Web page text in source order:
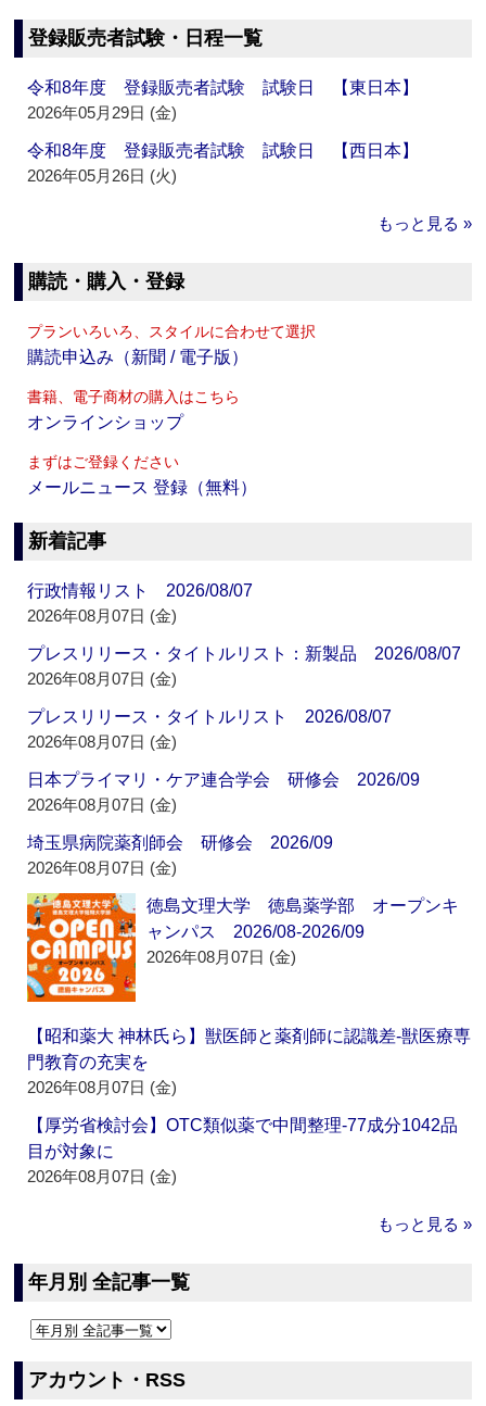
登録販売者試験・日程一覧
令和8年度 登録販売者試験 試験日 【東日本】
2026年05月29日 (金)
令和8年度 登録販売者試験 試験日 【西日本】
2026年05月26日 (火)
もっと見る »
購読・購入・登録
プランいろいろ、スタイルに合わせて選択
購読申込み（新聞 / 電子版）
書籍、電子商材の購入はこちら
オンラインショップ
まずはご登録ください
メールニュース 登録（無料）
新着記事
行政情報リスト 2026/08/07
2026年08月07日 (金)
プレスリリース・タイトルリスト：新製品 2026/08/07
2026年08月07日 (金)
プレスリリース・タイトルリスト 2026/08/07
2026年08月07日 (金)
日本プライマリ・ケア連合学会 研修会 2026/09
2026年08月07日 (金)
埼玉県病院薬剤師会 研修会 2026/09
2026年08月07日 (金)
徳島文理大学 徳島薬学部 オープンキ
ャンパス 2026/08-2026/09
2026年08月07日 (金)
【昭和薬大 神林氏ら】獣医師と薬剤師に認識差‐獣医療専
門教育の充実を
2026年08月07日 (金)
【厚労省検討会】OTC類似薬で中間整理‐77成分1042品
目が対象に
2026年08月07日 (金)
もっと見る »
年月別 全記事一覧
アカウント・RSS